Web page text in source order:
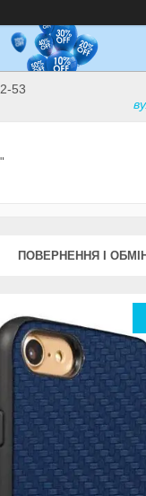
53
ПОВЕРНЕННЯ І ОБМІН